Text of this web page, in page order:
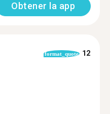
Obtener la app
format_quote 12